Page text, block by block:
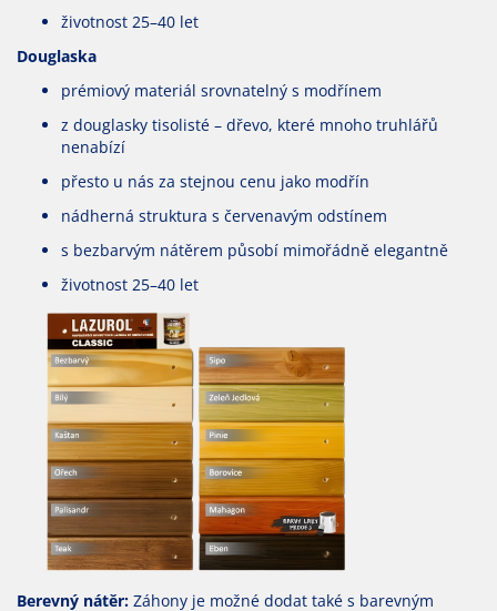
životnost 25–40 let
Douglaska
prémiový materiál srovnatelný s modřínem
z douglasky tisolisté – dřevo, které mnoho truhlářů
nenabízí
přesto u nás za stejnou cenu jako modřín
nádherná struktura s červenavým odstínem
s bezbarvým nátěrem působí mimořádně elegantně
životnost 25–40 let
Berevný nátěr: Záhony je možné dodat také s barevným